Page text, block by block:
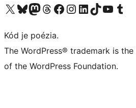
Navštívte náš účet na X (predtým Twitter)
Navštívte náš účet na platforme Bluesky
Navštívte náš účet na Mastodone
Navštívte náš účet na platforme Threads
Navštívte našu stránku na Facebooku
Navštívte náš účet Instagram
Navštívte náš účet LinkedIn
Navštívte náš účet na platforme TikTok
Navštívte náš kanál
Navštívte náš účet na
Kód je poézia.
The WordPress® trademark is
of the WordPress Foundation.